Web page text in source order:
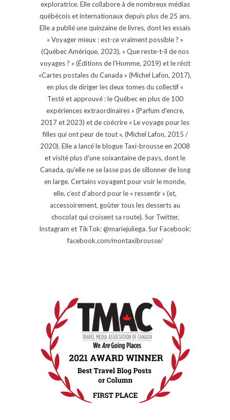
exploratrice. Elle collabore à de nombreux médias
québécois et internationaux depuis plus de 25 ans.
Elle a publié une quinzaine de livres, dont les essais
« Voyager mieux : est-ce vraiment possible ? »
(Québec Amérique, 2023), « Que reste-t-il de nos
voyages ? » (Éditions de l'Homme, 2019) et le récit
«Cartes postales du Canada » (Michel Lafon, 2017),
en plus de diriger les deux tomes du collectif «
Testé et approuvé : le Québec en plus de 100
expériences extraordinaires » (Parfum d'encre,
2017 et 2023) et de coécrire « Le voyage pour les
filles qui ont peur de tout », (Michel Lafon, 2015 /
2020). Elle a lancé le blogue Taxi-brousse en 2008
et visité plus d'une soixantaine de pays, dont le
Canada, qu'elle ne se lasse pas de sillonner de long
en large. Certains voyagent pour voir le monde,
elle, c’est d’abord pour le « ressentir » (et,
accessoirement, goûter tous les desserts au
chocolat qui croisent sa route). Sur Twitter,
Instagram et TikTok: @mariejuliega. Sur Facebook:
facebook.com/montaxibrousse/